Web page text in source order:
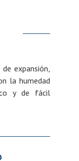
expansión,
la humedad
y de fácil